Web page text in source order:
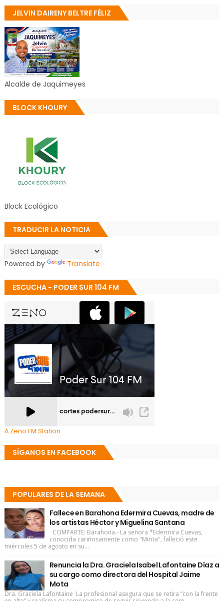
JELVIN DAIRENY BELTRE FÉLIZ
Alcalde de Jaquimeyes
BLOCK KHOURY
Block Ecológico
TRADUCIR LA NOTICIA
Powered by Translate
ESCUCHA - PODER SUR 104 FM
A Zeno.FM Station
SÍGANOS EN FACEBOOK
POPULARES DE LA SEMANA
Fallece en Barahona Edermira Cuevas, madre de
los artistas Héctor y Miguelina Santana
COMPARTE: Barahona.- La señora *Edermira Cuevas,
conocida cariñosamente como "Mirita", falleció este
miércoles 5 de agosto en su...
Renuncia la Dra. Graciela Isabel Lafontaine Díaz a
su cargo como directora del Hospital Jaime
Mota
Dra. Graciela Lafontaine La profesional asegura que se retira “con la frente